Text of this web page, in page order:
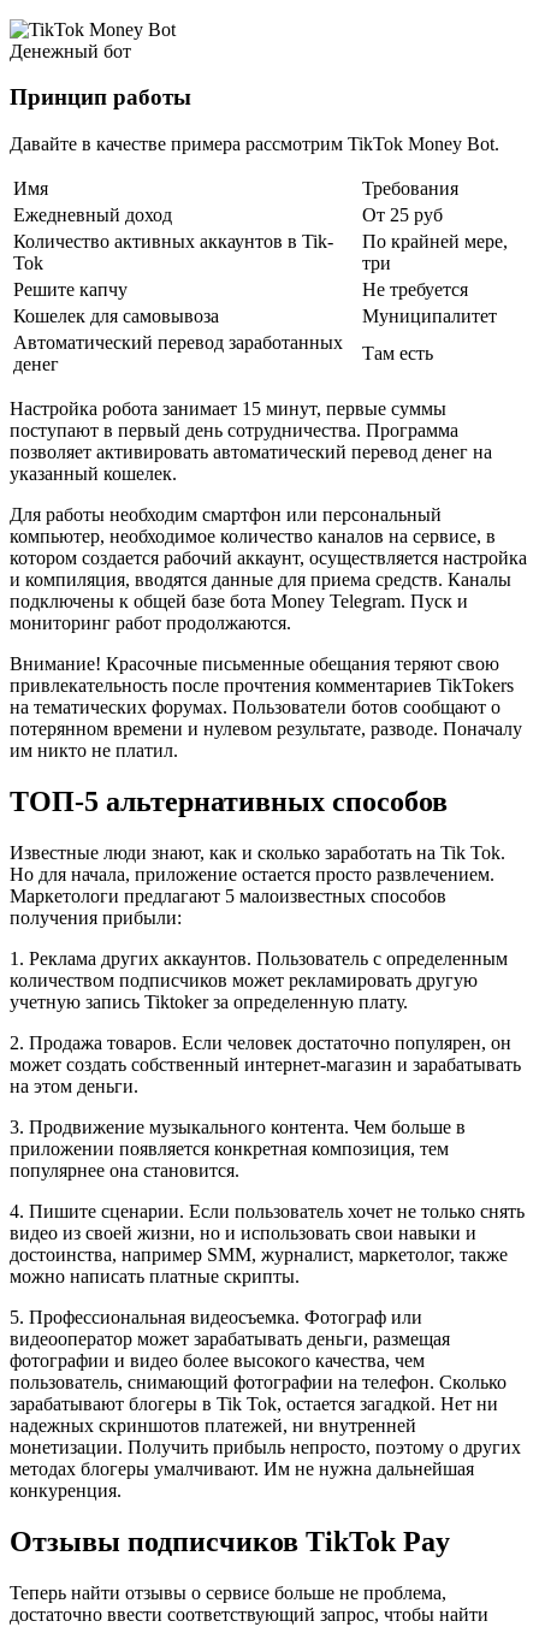
Денежный бот
Принцип работы
Давайте в качестве примера рассмотрим TikTok Money Bot.
Имя
Требования
Ежедневный доход
От 25 руб
Количество активных аккаунтов в Tik-
Tok
По крайней мере,
три
Решите капчу
Не требуется
Кошелек для самовывоза
Муниципалитет
Автоматический перевод заработанных
денег
Там есть
Настройка робота занимает 15 минут, первые суммы
поступают в первый день сотрудничества. Программа
позволяет активировать автоматический перевод денег на
указанный кошелек.
Для работы необходим смартфон или персональный
компьютер, необходимое количество каналов на сервисе, в
котором создается рабочий аккаунт, осуществляется настройка
и компиляция, вводятся данные для приема средств. Каналы
подключены к общей базе бота Money Telegram. Пуск и
мониторинг работ продолжаются.
Внимание! Красочные письменные обещания теряют свою
привлекательность после прочтения комментариев TikTokers
на тематических форумах. Пользователи ботов сообщают о
потерянном времени и нулевом результате, разводе. Поначалу
им никто не платил.
ТОП-5 альтернативных способов
Известные люди знают, как и сколько заработать на Tik Tok.
Но для начала, приложение остается просто развлечением.
Маркетологи предлагают 5 малоизвестных способов
получения прибыли:
1. Реклама других аккаунтов. Пользователь с определенным
количеством подписчиков может рекламировать другую
учетную запись Tiktoker за определенную плату.
2. Продажа товаров. Если человек достаточно популярен, он
может создать собственный интернет-магазин и зарабатывать
на этом деньги.
3. Продвижение музыкального контента. Чем больше в
приложении появляется конкретная композиция, тем
популярнее она становится.
4. Пишите сценарии. Если пользователь хочет не только снять
видео из своей жизни, но и использовать свои навыки и
достоинства, например SMM, журналист, маркетолог, также
можно написать платные скрипты.
5. Профессиональная видеосъемка. Фотограф или
видеооператор может зарабатывать деньги, размещая
фотографии и видео более высокого качества, чем
пользователь, снимающий фотографии на телефон. Сколько
зарабатывают блогеры в Tik Tok, остается загадкой. Нет ни
надежных скриншотов платежей, ни внутренней
монетизации. Получить прибыль непросто, поэтому о других
методах блогеры умалчивают. Им не нужна дальнейшая
конкуренция.
Отзывы подписчиков TikTok Pay
Теперь найти отзывы о сервисе больше не проблема,
достаточно ввести соответствующий запрос, чтобы найти